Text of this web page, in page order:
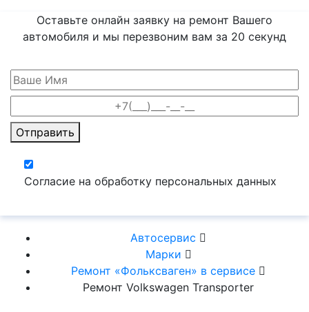
Оставьте онлайн заявку на ремонт Вашего
автомобиля и мы перезвоним вам за 20 секунд
Отправить
Согласие на обработку персональных данных
Автосервис
Марки
Ремонт «Фольксваген» в сервисе
Ремонт Volkswagen Transporter